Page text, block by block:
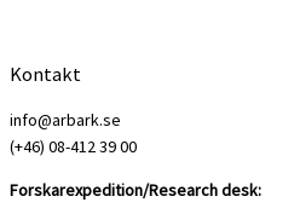
Kontakt
info@arbark.se
(+46) 08-412 39 00
Forskarexpedition/Research desk: